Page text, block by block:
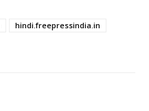
hindi.freepressindia.in